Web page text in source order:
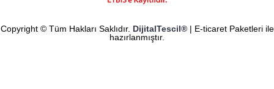
Copyright © Tüm Hakları Saklıdır. DijitalTescil®| E-ticaret Paketleri ile
hazırlanmıştır.